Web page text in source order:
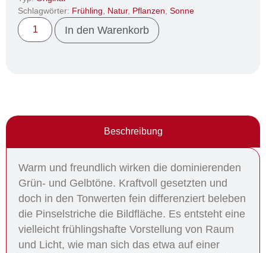
Schlagwörter: Frühling Natur, Pflanzen Sonne
In den Warenkorb
Beschreibung
Warm und freundlich wirken die dominierenden
Grün- und Gelbtöne. Kraftvoll gesetzten und
doch in den Tonwerten fein differenziert beleben
die Pinselstriche die Bildfläche. Es entsteht eine
vielleicht frühlingshafte Vorstellung von Raum
und Licht, wie man sich das etwa auf einer